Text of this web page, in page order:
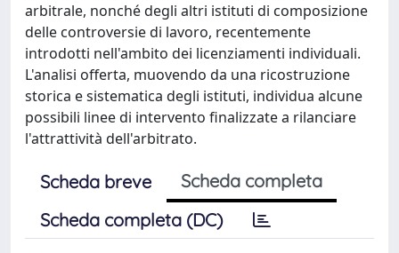
arbitrale, nonché degli altri istituti di composizione
delle controversie di lavoro, recentemente
introdotti nell'ambito dei licenziamenti individuali.
L'analisi offerta, muovendo da una ricostruzione
storica e sistematica degli istituti, individua alcune
possibili linee di intervento finalizzate a rilanciare
l'attrattività dell'arbitrato.
Scheda breve
Scheda completa
Scheda completa (DC)